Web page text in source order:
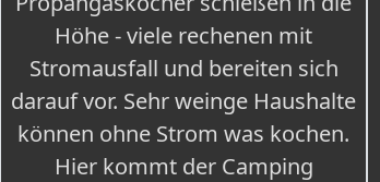
Höhe - viele rechenen mit
Stromausfall und bereiten sich
darauf vor. Sehr weinge Haushalte
können ohne Strom was kochen.
Hier kommt der Camping